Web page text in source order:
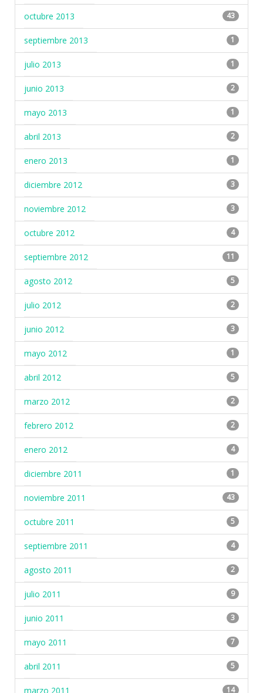
octubre 2013 43
septiembre 2013 1
julio 2013 1
junio 2013 2
mayo 2013 1
abril 2013 2
enero 2013 1
diciembre 2012 3
noviembre 2012 3
octubre 2012 4
septiembre 2012 11
agosto 2012 5
julio 2012 2
junio 2012 3
mayo 2012 1
abril 2012 5
marzo 2012 2
febrero 2012 2
enero 2012 4
diciembre 2011 1
noviembre 2011 43
octubre 2011 5
septiembre 2011 4
agosto 2011 2
julio 2011 9
junio 2011 3
mayo 2011 7
abril 2011 5
marzo 2011 14